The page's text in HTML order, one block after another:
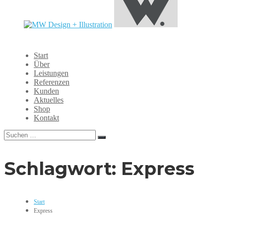
Design
Illustration
Grafikdesign,
Webdesign,
Marketing,
Mediengestaltung
Start
Über
Leistungen
Referenzen
Kunden
Aktuelles
Shop
Kontakt
Suchen
nach:
Suchen
Schlagwort: Express
Start
Express